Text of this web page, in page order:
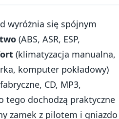
wyróżnia się spójnym
(ABS, ASR, ESP,
(klimatyzacja manualna,
komputer pokładowy)
CD, MP3,
tego dochodzą praktyczne
zamek z pilotem i gniazdo